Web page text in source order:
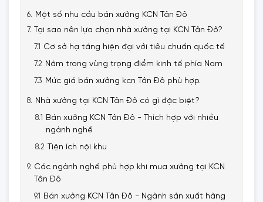
Một số nhu cầu bán xưởng KCN Tân Đô
Tại sao nên lựa chọn nhà xưởng tại KCN Tân Đô?
Cơ sở hạ tầng hiện đại với tiêu chuẩn quốc tế
Nằm trong vùng trọng điểm kinh tế phía Nam
Mức giá bán xưởng kcn Tân Đô phù hợp.
Nhà xưởng tại KCN Tân Đô có gì đặc biệt?
Bán xưởng KCN Tân Đô - Thích hợp với nhiều
ngành nghề
Tiện ích nội khu
Các ngành nghề phù hợp khi mua xưởng tại KCN
Tân Đô
Bán xưởng KCN Tân Đô - Ngành sản xuất hàng